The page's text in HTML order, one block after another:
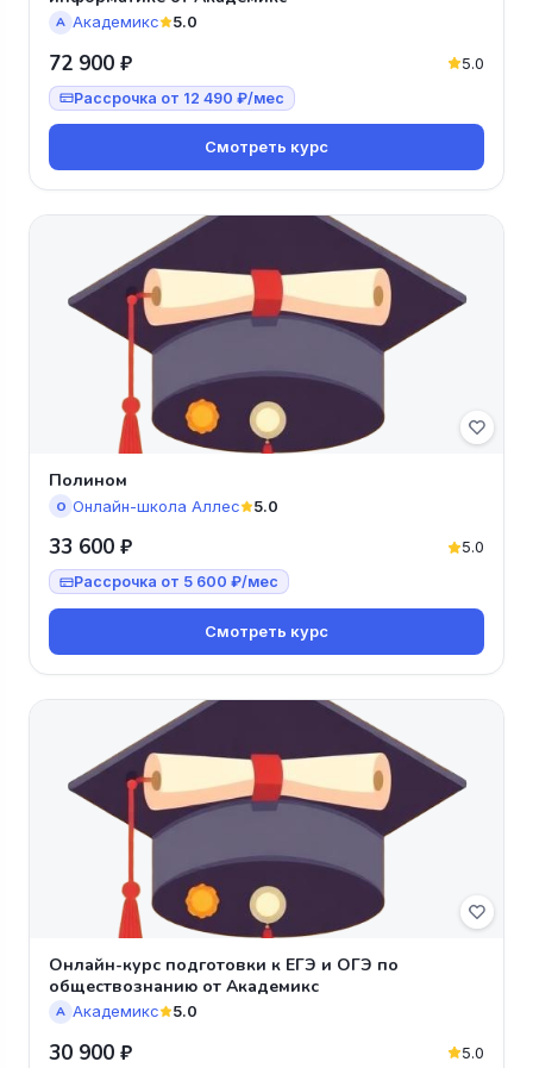
А Академикс 5.0
72 900 ₽ 5.0
Рассрочка от 12 490 ₽/мес
Смотреть курс
Полином
О Онлайн-школа Аллес 5.0
33 600 ₽ 5.0
Рассрочка от 5 600 ₽/мес
Смотреть курс
Онлайн-курс подготовки к ЕГЭ и ОГЭ по
обществознанию от Академикс
А Академикс 5.0
30 900 ₽ 5.0